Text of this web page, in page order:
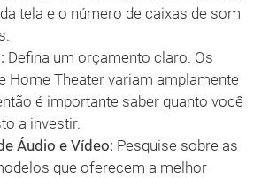
tela e o número de caixas de som
Defina um orçamento claro. Os
Home Theater variam amplamente
é importante saber quanto você
a investir.
Áudio e Vídeo: Pesquise sobre as
que oferecem a melhor